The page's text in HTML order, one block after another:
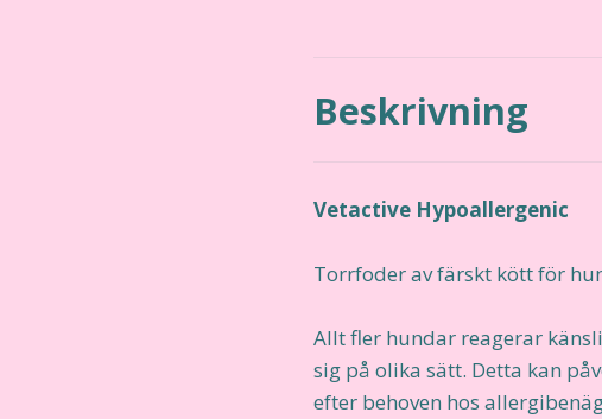
Beskrivning
Vetactive Hypoallergenic
Torrfoder av färskt kött för
Allt fler hundar reagerar
sig på olika sätt. Detta kan
efter behoven hos